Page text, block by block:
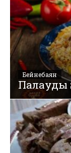
Бейнебаян
Палауды